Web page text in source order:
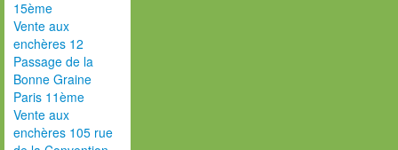
15ème
Vente aux
enchères 12
Passage de la
Bonne Graine
Paris 11ème
Vente aux
enchères 105 rue